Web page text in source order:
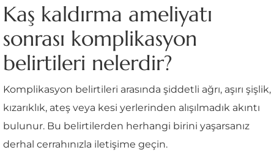
Kaş kaldırma ameliyatı
sonrası komplikasyon
belirtileri nelerdir?
Komplikasyon belirtileri arasında şiddetli ağrı, aşırı şişlik,
kızarıklık, ateş veya kesi yerlerinden alışılmadık akıntı
bulunur. Bu belirtilerden herhangi birini yaşarsanız
derhal cerrahınızla iletişime geçin.